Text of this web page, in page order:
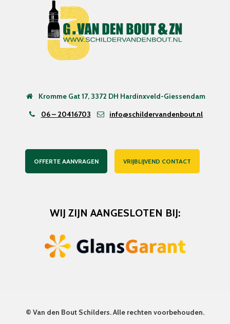
Kromme Gat 17, 3372 DH Hardinxveld-Giessendam
06 – 20416703
info@schildervandenbout.nl
OFFERTE AANVRAGEN VRIJBLIJVEND CONTACT
WIJ ZIJN AANGESLOTEN BIJ:
© Van den Bout Schilders. Alle rechten voorbehouden.